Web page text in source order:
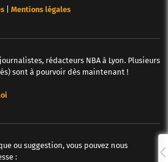
| Mentions légales
rédacteurs NBA à Lyon. Plusieurs
sont à pourvoir dès maintenant !
ou suggestion, vous pouvez nous
: